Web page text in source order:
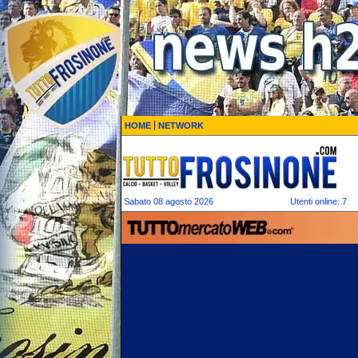
HOME NETWORK
Sabato 08 agosto 2026 Utenti online: 7